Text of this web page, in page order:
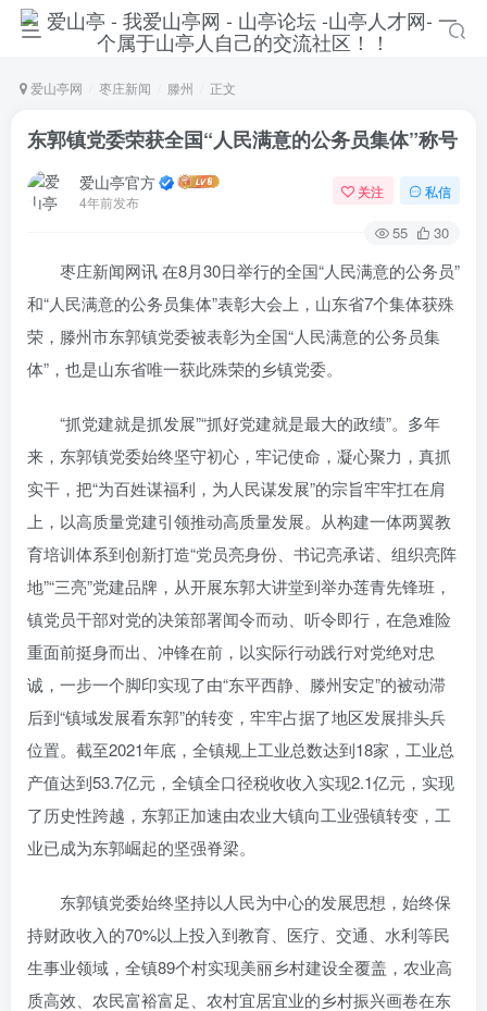
爱山亭网 枣庄新闻 滕州 正文
东郭镇党委荣获全国“人民满意的公务员集体”称号
爱山亭官方
4年前发布
关注 私信
55 30
枣庄新闻网讯 在8月30日举行的全国“人民满意的公务员”
和“人民满意的公务员集体”表彰大会上，山东省7个集体获殊
荣，滕州市东郭镇党委被表彰为全国“人民满意的公务员集
体”，也是山东省唯一获此殊荣的乡镇党委。
“抓党建就是抓发展”“抓好党建就是最大的政绩”。多年
来，东郭镇党委始终坚守初心，牢记使命，凝心聚力，真抓
实干，把“为百姓谋福利，为人民谋发展”的宗旨牢牢扛在肩
上，以高质量党建引领推动高质量发展。从构建一体两翼教
育培训体系到创新打造“党员亮身份、书记亮承诺、组织亮阵
地”“三亮”党建品牌，从开展东郭大讲堂到举办莲青先锋班，
镇党员干部对党的决策部署闻令而动、听令即行，在急难险
重面前挺身而出、冲锋在前，以实际行动践行对党绝对忠
诚，一步一个脚印实现了由“东平西静、滕州安定”的被动滞
后到“镇域发展看东郭”的转变，牢牢占据了地区发展排头兵
位置。截至2021年底，全镇规上工业总数达到18家，工业总
产值达到53.7亿元，全镇全口径税收收入实现2.1亿元，实现
了历史性跨越，东郭正加速由农业大镇向工业强镇转变，工
业已成为东郭崛起的坚强脊梁。
东郭镇党委始终坚持以人民为中心的发展思想，始终保
持财政收入的70%以上投入到教育、医疗、交通、水利等民
生事业领域，全镇89个村实现美丽乡村建设全覆盖，农业高
质高效、农民富裕富足、农村宜居宜业的乡村振兴画卷在东